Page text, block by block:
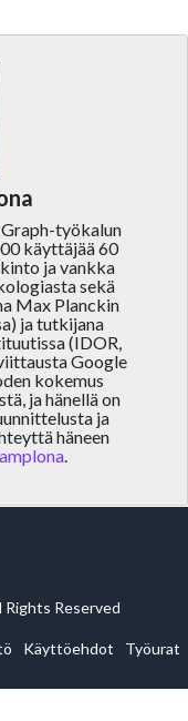
työkalun
käyttäjää 60
ja vankka
sekä
Max Planckin
ja tutkijana
(IDOR,
Google
kokemus
ja hänellä on
ja
häneen
.
Rights Reserved
Käyttöehdot Työurat